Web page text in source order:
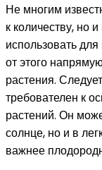
Не многим
к количеству, но
использовать
от этого
растения.
требователен к
растений. Он
солнце, но и в
важнее